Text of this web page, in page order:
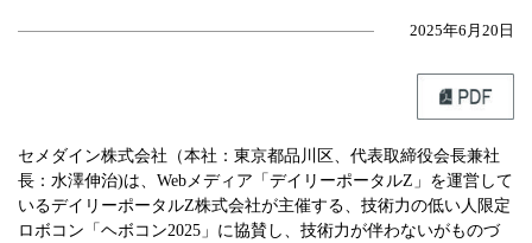
2025年6月20日
セメダイン株式会社（本社：東京都品川区、代表取締役会長兼社
長：水澤伸治)は、Webメディア「デイリーポータルZ」を運営して
いるデイリーポータルZ株式会社が主催する、技術力の低い人限定
ロボコン「ヘボコン2025」に協賛し、技術力が伴わないがものづ